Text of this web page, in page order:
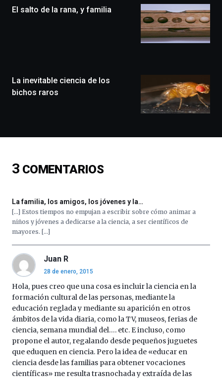
un
monólogos,
exposiciones,
de
16
al
de
octubre.
iniciativa,
organizada
por
Cátedra…
El salto de la rana, y familia
La inevitable ciencia de los
bichos raros
3 COMENTARIOS
La familia, los amigos, los jóvenes y la…
[…] Estos tiempos no empujan a escribir sobre cómo animar a
niños y jóvenes a dedicarse a la ciencia, a ser científicos de
mayores. […]
Juan R
28 de enero, 2015
Hola, pues creo que una cosa es incluir la ciencia en la
formación cultural de las personas, mediante la
educación reglada y mediante su aparición en otros
ámbitos de la vida diaria, como la TV, museos, ferias de
ciencia, semana mundial del…. etc. E incluso, como
propone el autor, regalando desde pequeños juguetes
que eduquen en ciencia. Pero la idea de «educar en
ciencia desde las familias para obtener vocaciones
científicas» me resulta trasnochada y extraída de las